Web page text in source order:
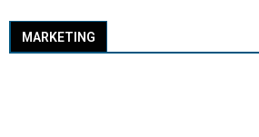
MARKETING